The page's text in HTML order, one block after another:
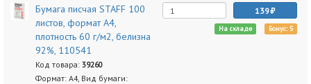
Бумага писчая STAFF 100
листов, формат А4,
плотность 60 г/м2, белизна
92%, 110541
Код товара: 39260
Формат: А4, Вид бумаги:
139
На складе Бонус: 5